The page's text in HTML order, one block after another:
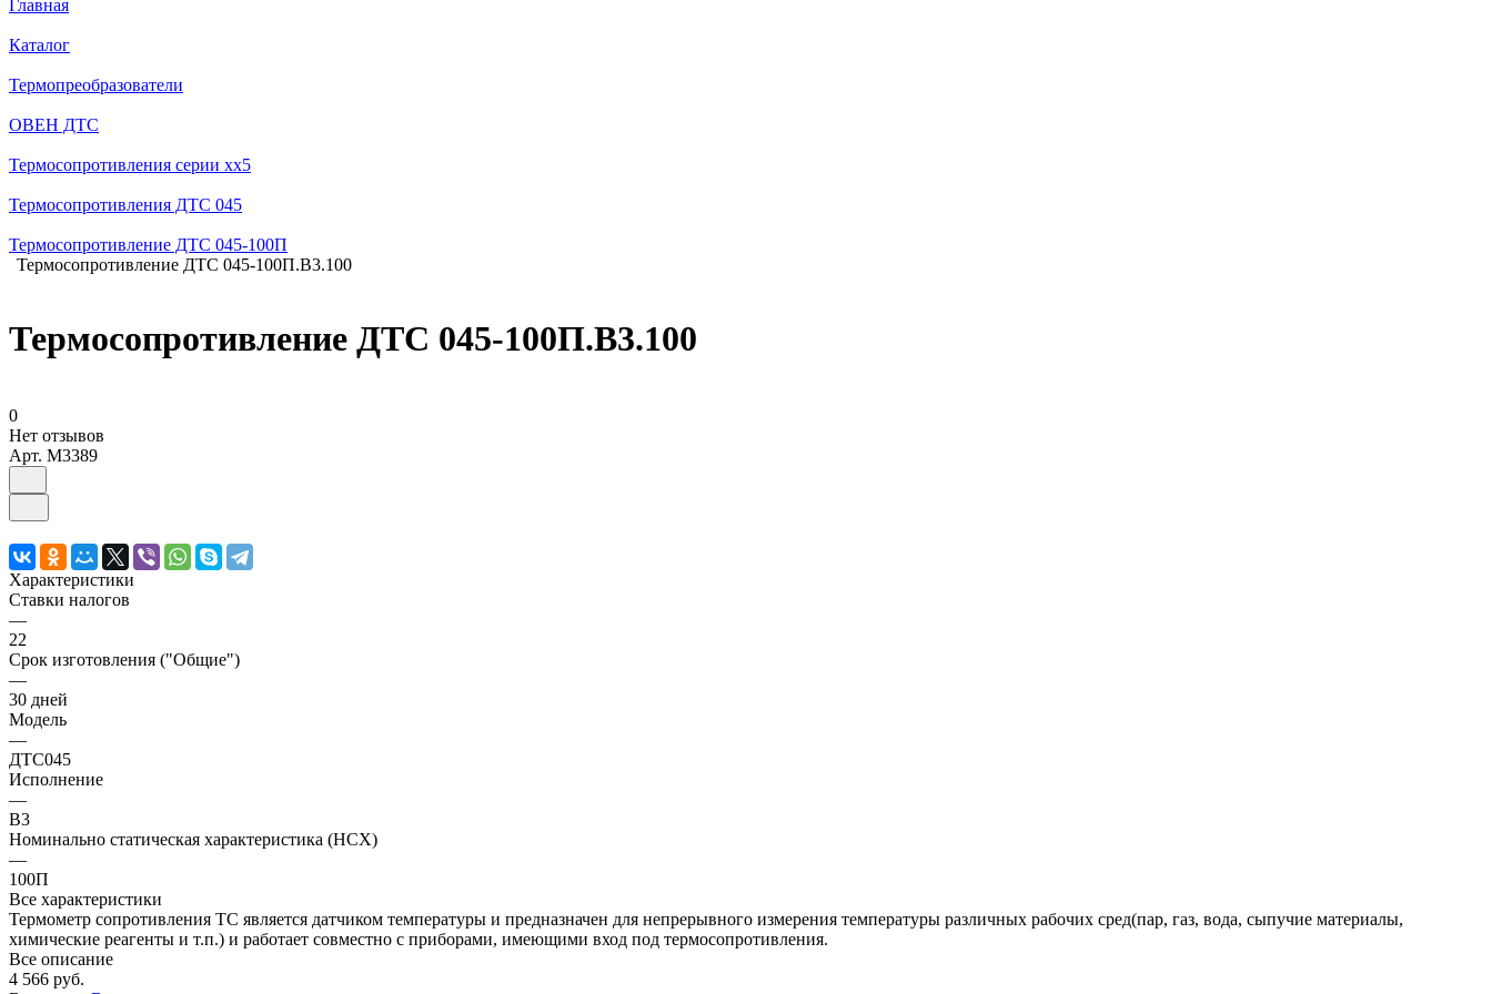
Главная
Каталог
Термопреобразователи
ОВЕН ДТС
Термосопротивления серии хх5
Термосопротивления ДТС 045
Термосопротивление ДТС 045-100П
Термосопротивление ДТС 045-100П.В3.100
Термосопротивление ДТС 045-100П.В3.100
0
Нет отзывов
Арт. M3389
Характеристики
Ставки налогов
—
22
Срок изготовления ("Общие")
—
30 дней
Модель
—
ДТС045
Исполнение
—
В3
Номинально статическая характеристика (НСХ)
—
100П
Все характеристики
Термометр сопротивления ТС является датчиком температуры и предназначен для непрерывного измерения температуры различных рабочих сред(пар, газ, вода, сыпучие материалы,
химические реагенты и т.п.) и работает совместно с приборами, имеющими вход под термосопротивления.
Все описание
4 566 руб.